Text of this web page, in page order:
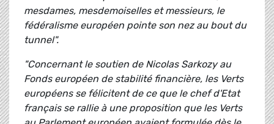
mesdames, mesdemoiselles et messieurs, le
fédéralisme européen pointe son nez au bout du
tunnel".
"Concernant le soutien de Nicolas Sarkozy au
Fonds européen de stabilité financière, les Verts
européens se félicitent de ce que le chef d'Etat
français se rallie à une proposition que les Verts